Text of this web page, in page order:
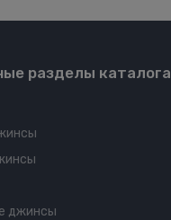
разделы каталога
джинсы